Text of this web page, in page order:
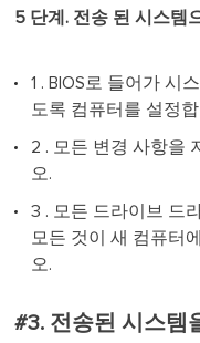
5 단계. 전송 된 시스템
1 . BIOS로 들어가 시
도록 컴퓨터를 설정
2 . 모든 변경 사항을
오.
3 . 모든 드라이브 드
모든 것이 새 컴퓨터
오.
#3. 전송된 시스템